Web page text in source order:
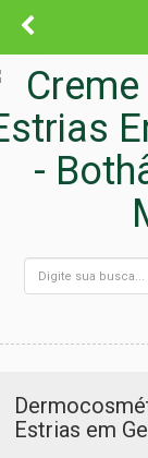
Estrias em